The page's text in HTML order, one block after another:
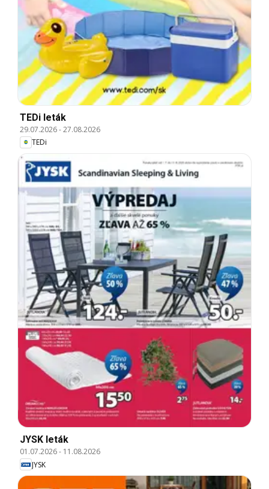
TEDi leták
29.07.2026-27.08.2026
TEDi
JYSK leták
01.07.2026- 11.08.2026
JYSK